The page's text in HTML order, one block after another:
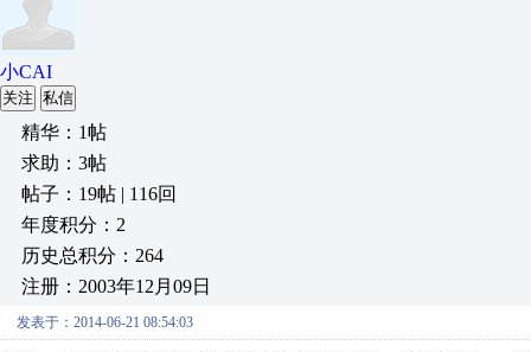
小CAI
关注 私信
精华：1帖
求助：3帖
帖子：19帖 | 116回
年度积分：2
历史总积分：264
注册：2003年12月09日
发表于：2014-06-21 08:54:03